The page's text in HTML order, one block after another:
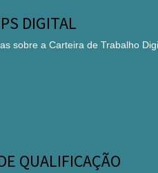
DIGITAL
sobre a Carteira de Trabalho
QUALIFICAÇÃO